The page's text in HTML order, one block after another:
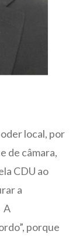
local, por
de câmara,
CDU ao
a
A
porque